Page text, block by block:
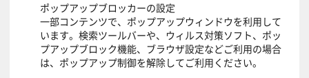
ポップアップブロッカーの設定
一部コンテンツで、ポップアップウィンドウを利用して
います。検索ツールバーや、ウィルス対策ソフト、ポッ
プアップブロック機能、ブラウザ設定などご利用の場合
は、ポップアップ制御を解除してご利用ください。